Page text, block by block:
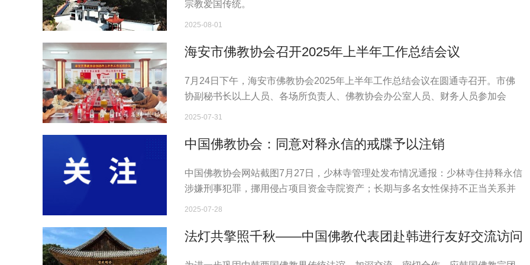
宗教爱国传统。
2025-08-01
海安市佛教协会召开2025年上半年工作总结会议
7月24日下午，海安市佛教协会2025年上半年工作总结会议在圆通寺召开。市佛
协副秘书长以上人员、各场所负责人、佛教协会办公室人员、财务人员参加会
2025-07-31
中国佛教协会：同意对释永信的戒牒予以注销
中国佛教协会网站截图7月27日，少林寺管理处发布情况通报：少林寺住持释永信
涉嫌刑事犯罪，挪用侵占项目资金寺院资产；长期与多名女性保持不正当关系并
2025-07-28
法灯共擎照千秋——中国佛教代表团赴韩进行友好交流访问